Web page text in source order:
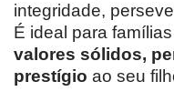
integridade,
É ideal para
valores sólidos,
prestígio ao seu